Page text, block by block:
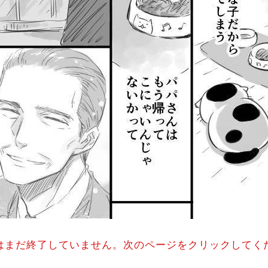
まだ終了していません。次のページをクリックしてく